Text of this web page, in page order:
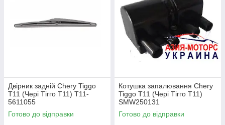
Двірник задній Chery Tiggo
T11 (Чері Тігго Т11) T11-
5611055
Готово до відправки
Котушка запалювання Chery
Tiggo T11 (Чері Тігго Т11)
SMW250131
Готово до відправки